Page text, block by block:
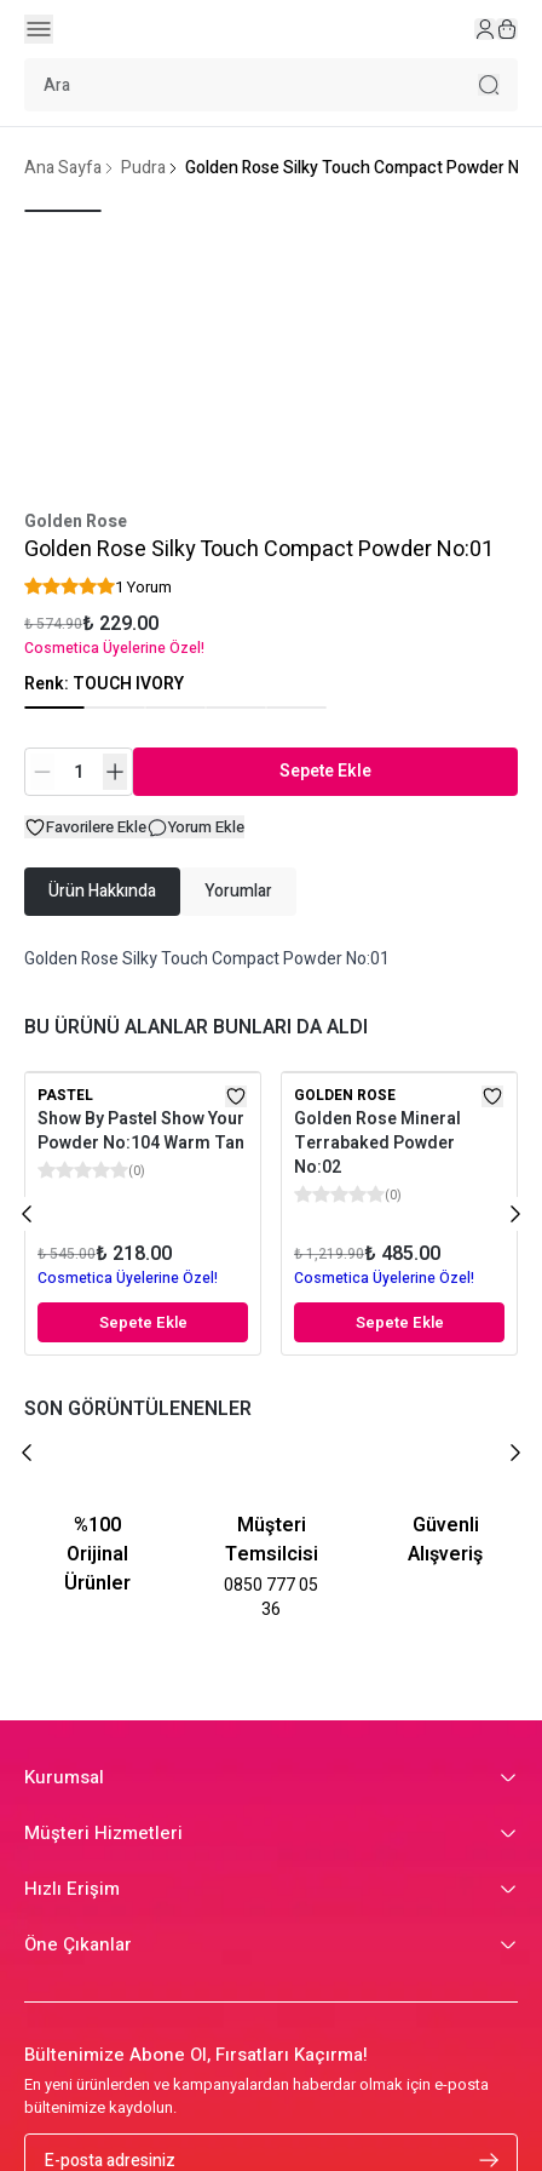
Ana Sayfa Pudra Golden Rose Silky Touch Compact Powder
Golden Rose
Golden Rose Silky Touch Compact Powder No:01
1 Yorum
₺ 574.90₺ 229.00
Cosmetica Üyelerine Özel!
Renk: TOUCH IVORY
Sepete Ekle
Favorilere Ekle Yorum Ekle
Ürün Hakkında Yorumlar
Golden Rose Silky Touch Compact Powder No:01
BU ÜRÜNÜ ALANLAR BUNLARI DA ALDI
PASTEL
Show By Pastel Show Your
Powder No:104 Warm Tan
(0)
₺ 545.00₺ 218.00
Cosmetica Üyelerine Özel!
Sepete Ekle
GOLDEN ROSE
Golden Rose Mineral
Terrabaked Powder
No:02
(0)
₺ 1,219.90₺ 485.00
Cosmetica Üyelerine Özel!
Sepete Ekle
SON GÖRÜNTÜLENENLER
%100
Orijinal
Ürünler
Müşteri
Temsilcisi
0850 777 05
36
Güvenli
Alışveriş
Kurumsal
Müşteri Hizmetleri
Hızlı Erişim
Öne Çıkanlar
Bültenimize Abone Ol, Fırsatları Kaçırma!
En yeni ürünlerden ve kampanyalardan haberdar olmak için e-posta
bültenimize kaydolun.